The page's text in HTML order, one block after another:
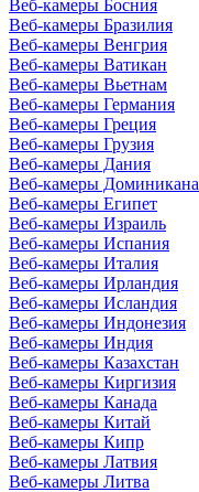
Веб-камеры Босния
Веб-камеры Бразилия
Веб-камеры Венгрия
Веб-камеры Ватикан
Веб-камеры Вьетнам
Веб-камеры Германия
Веб-камеры Греция
Веб-камеры Грузия
Веб-камеры Дания
Веб-камеры Доминикана
Веб-камеры Египет
Веб-камеры Израиль
Веб-камеры Испания
Веб-камеры Италия
Веб-камеры Ирландия
Веб-камеры Исландия
Веб-камеры Индонезия
Веб-камеры Индия
Веб-камеры Казахстан
Веб-камеры Киргизия
Веб-камеры Канада
Веб-камеры Китай
Веб-камеры Кипр
Веб-камеры Латвия
Веб-камеры Литва